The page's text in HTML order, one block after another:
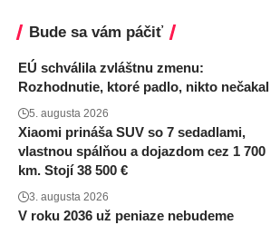
Bude sa vám páčiť
EÚ schválila zvláštnu zmenu:
Rozhodnutie, ktoré padlo, nikto nečakal
5. augusta 2026
Xiaomi prináša SUV so 7 sedadlami,
vlastnou spálňou a dojazdom cez 1 700
km. Stojí 38 500 €
3. augusta 2026
V roku 2036 už peniaze nebudeme